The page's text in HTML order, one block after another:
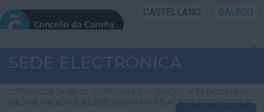
CASTELLANO GALEGO
INICIO SEDE
INICIO
SEDE ELECTRÓNICA
07/08/2026 14:45:42 CORUNA.ES > INICIO > TABOLEIRO
DE ANUNCIOS E EDICTOS DOUTRAS ADMINISTRACIÓNS